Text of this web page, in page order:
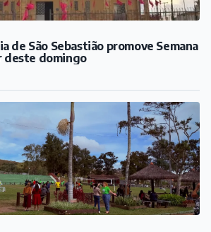
de São Sebastião promove Semana
deste domingo